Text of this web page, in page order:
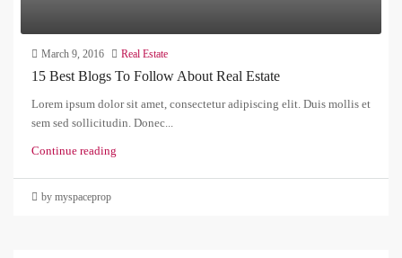
March 9, 2016 Real Estate
15 Best Blogs To Follow About Real Estate
Lorem ipsum dolor sit amet, consectetur adipiscing elit. Duis mollis et
sem sed sollicitudin. Donec...
Continue reading
by myspaceprop